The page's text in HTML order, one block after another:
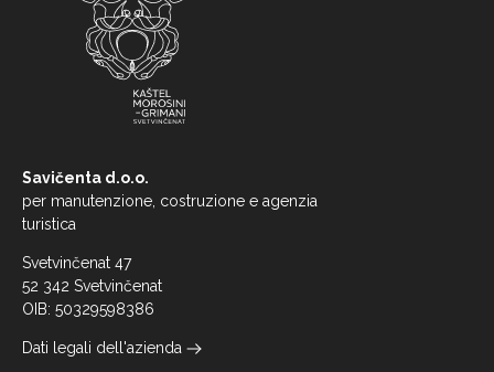
Savičenta d.o.o.
per manutenzione, costruzione e agenzia
turistica
Svetvinčenat 47
52 342 Svetvinčenat
OIB: 50329598386
Dati legali dell'azienda